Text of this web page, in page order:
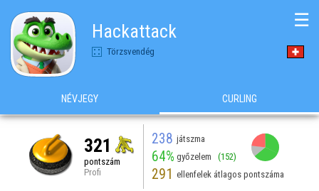
Hackattack
Törzsvendég
☰
NÉVJEGY CURLING
321
pontszám
Profi
238 játszma
64% győzelem (152)
291 ellenfelek átlagos pontszáma